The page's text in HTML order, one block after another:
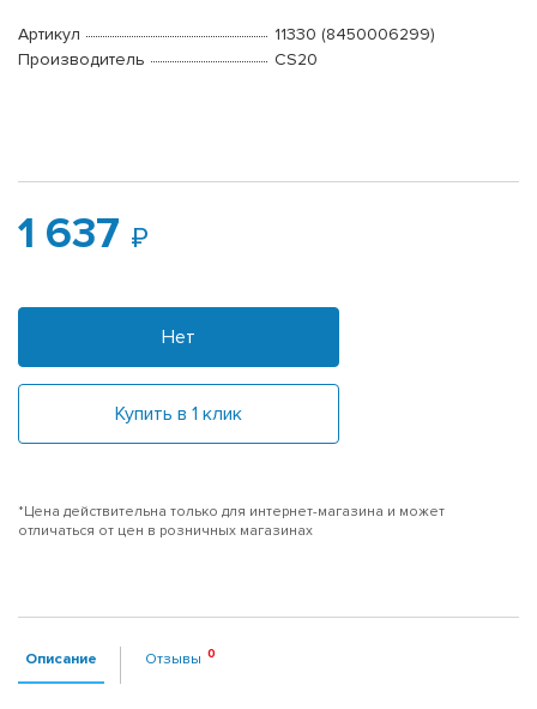
Артикул
11330 (8450006299)
Производитель
CS20
1 637
Нет
Купить в 1 клик
*Цена действительна только для интернет-магазина и может
отличаться от цен в розничных магазинах
Описание Отзывы